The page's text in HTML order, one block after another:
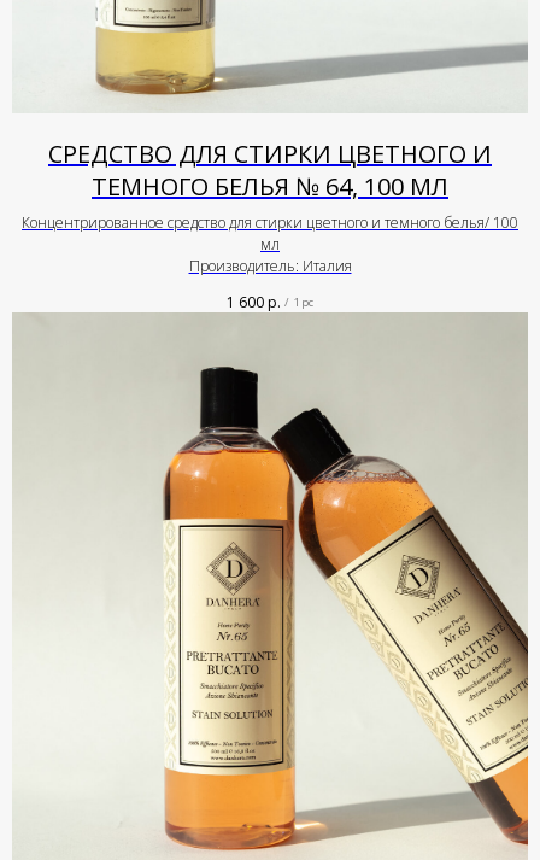
СРЕДСТВО ДЛЯ СТИРКИ ЦВЕТНОГО И
ТЕМНОГО БЕЛЬЯ № 64, 100 МЛ
Концентрированное средство для стирки цветного и темного белья/ 100
мл
Производитель: Италия
1 600р. / 1 pc